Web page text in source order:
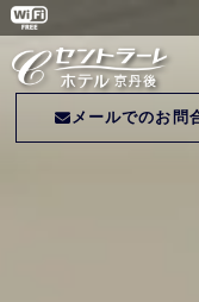
メールでのお問